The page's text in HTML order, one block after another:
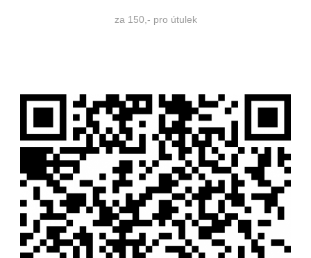
za 150,- pro útulek